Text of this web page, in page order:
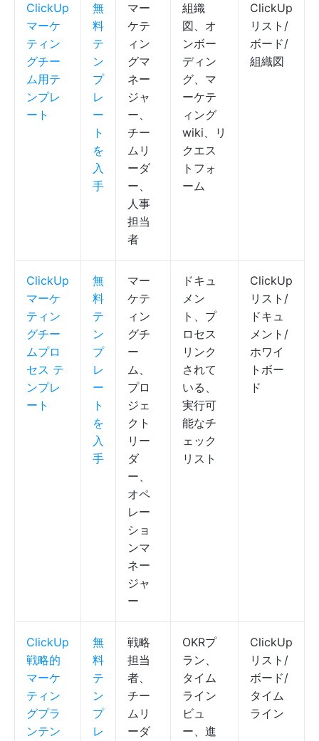
ClickUp
マーケ
ティン
グチー
ム用テ
ンプレ
ート
無
料
テ
ン
プ
レ
ー
ト
を
入
手
マー
ケテ
ィン
グマ
ネー
ジャ
ー、
チー
ムリ
ーダ
ー、
人事
担当
者
組織
図、オ
ンボー
ディン
グ、マ
ーケテ
ィング
wiki、リ
クエス
トフォ
ーム
ClickUp
リスト/
ボード/
組織図
ClickUp
マーケ
ティン
グチー
ムプロ
セス テ
ンプレ
ート
無
料
テ
ン
プ
レ
ー
ト
を
入
手
マー
ケテ
ィン
グチ
ー
ム、
プロ
ジェ
クト
リー
ダ
ー、
オペ
レー
ショ
ンマ
ネー
ジャ
ー
ドキュ
メン
ト、プ
ロセス
リンク
されて
いる、
実行可
能なチ
ェック
リスト
ClickUp
リスト/
ドキュ
メント/
ホワイ
トボー
ド
ClickUp
戦略的
マーケ
ティン
グプラ
ンテン
無
料
テ
ン
プ
レ
戦略
担当
者、
チー
ムリ
ーダ
OKRプ
ラン、
タイム
ライン
ビュ
ー、進
ClickUp
リスト/
ボード/
タイム
ライン